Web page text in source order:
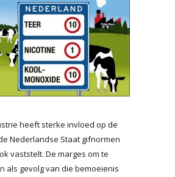
heeft sterke invloed op de
Nederlandse Staat gifnormen
vaststelt. De marges om te
als gevolg van die bemoeienis